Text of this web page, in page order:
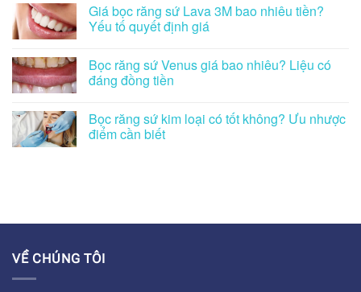
Giá bọc răng sứ Lava 3M bao nhiêu tiền?
Yếu tố quyết định giá
Bọc răng sứ Venus giá bao nhiêu? Liệu có
đáng đồng tiền
Bọc răng sứ kim loại có tốt không? Ưu nhược
điểm cần biết
VỀ CHÚNG TÔI